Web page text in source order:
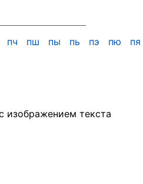
пч пш пы пь пэ пю пя